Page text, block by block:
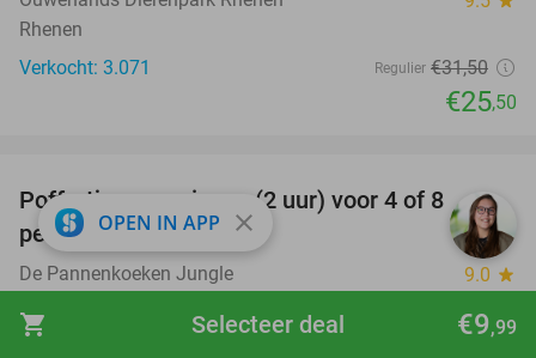
shopping_cart €9,99
Selecteer deal
Rhenen
Verkocht: 3.071
Regulier €31,50
€25,50
33%
Poffertjes experience (2 uur) voor 4 of 8
personen
De Pannenkoeken Jungle 9.0 star
Verkocht: 268
,95
OPEN IN APP close